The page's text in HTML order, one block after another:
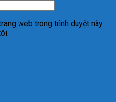
web trong trình duyệt này